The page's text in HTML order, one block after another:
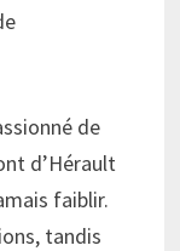
de
d’Hérault
faiblir.
tandis